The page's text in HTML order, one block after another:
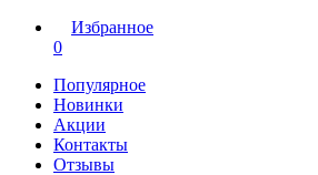
Избранное
0
Популярное
Новинки
Акции
Контакты
Отзывы